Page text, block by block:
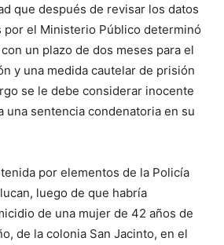
que después de revisar los datos
por el Ministerio Público determinó
un plazo de dos meses para el
y una medida cautelar de prisión
se le debe considerar inocente
una sentencia condenatoria en su
por elementos de la Policía
luego de que habría
de una mujer de 42 años de
de la colonia San Jacinto, en el